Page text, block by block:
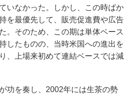
いなかった。しかし、この時ばか
を最優先して、販売促進費や広告
。そのため、この期は単体ベース
したものの、当時米国への進出を
、上場来初めて連結ベースでは減
功を奏し、2002年には生茶の勢